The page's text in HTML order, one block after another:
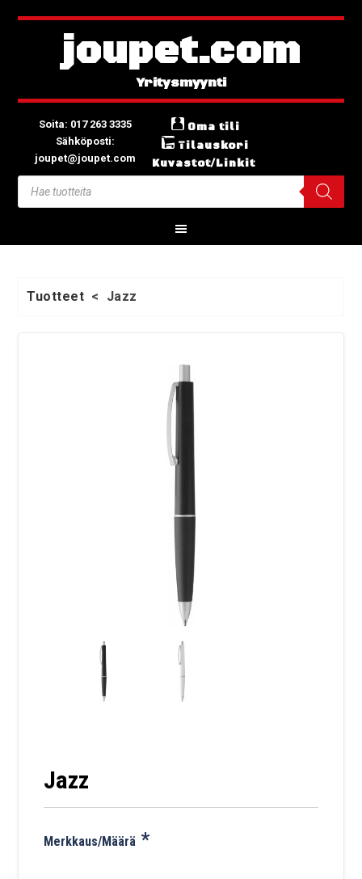
joupet.com
Soita: 017 263 3335
Sähköposti:
joupet@joupet.com
Oma tili
Tilauskori
Kuvastot/Linkit
Tuotteet < Jazz
Jazz
Merkkaus/Määrä *